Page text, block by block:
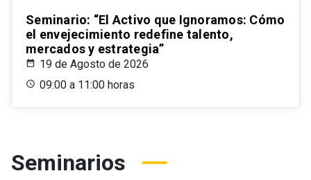
Seminario: “El Activo que Ignoramos: Cómo
el envejecimiento redefine talento,
mercados y estrategia”
19 de Agosto de 2026
09:00 a 11:00 horas
Seminarios